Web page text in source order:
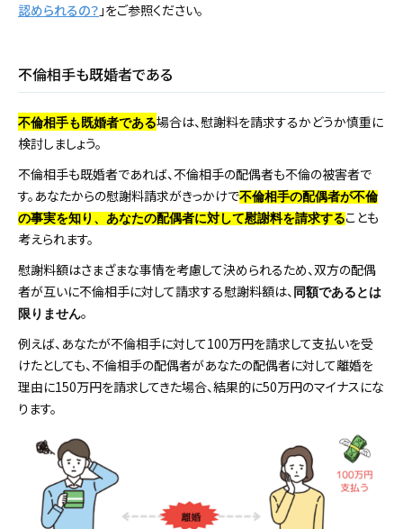
認められるの？ 」をご参照ください。
不倫相手も既婚者である
不倫相手も既婚者である場合は、慰謝料を請求するかどうか慎重に
検討しましょう。
不倫相手も既婚者であれば、不倫相手の配偶者も不倫の被害者で
す。あなたからの慰謝料請求がきっかけで不倫相手の配偶者が不倫
の事実を知り、あなたの配偶者に対して慰謝料を請求することも
考えられます。
慰謝料額はさまざまな事情を考慮して決められるため、双方の配偶
者が互いに不倫相手に対して請求する慰謝料額は、 同額であるとは
限りません。
例えば、あなたが不倫相手に対して100万円を請求して支払いを受
けたとしても、不倫相手の配偶者があなたの配偶者に対して離婚を
理由に150万円を請求してきた場合、結果的に50万円のマイナスにな
ります。